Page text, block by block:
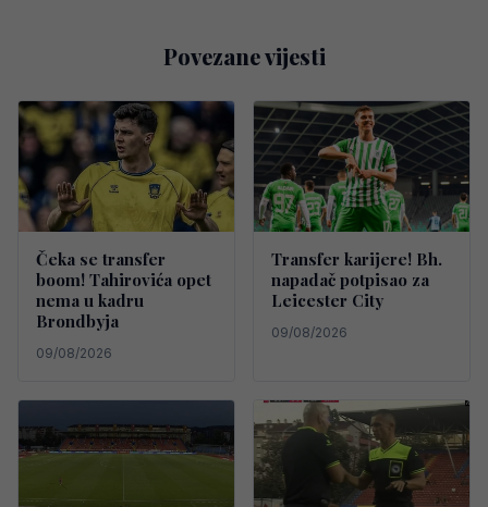
Povezane vijesti
Čeka se transfer
boom! Tahirovića opet
nema u kadru
Brondbyja
09/08/2026
Transfer karijere! Bh.
napadač potpisao za
Leicester City
09/08/2026